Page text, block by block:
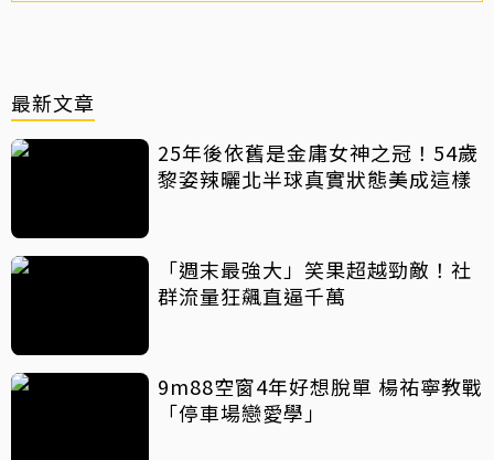
最新文章
25年後依舊是金庸女神之冠！54歲
黎姿辣曬北半球真實狀態美成這樣
「週末最強大」笑果超越勁敵！社
群流量狂飆直逼千萬
9m88空窗4年好想脫單 楊祐寧教戰
「停車場戀愛學」